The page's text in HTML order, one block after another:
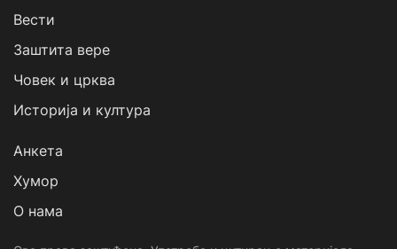
Вести
Заштита вере
Човек и црква
Историја и култура
Анкета
Хумор
О нама